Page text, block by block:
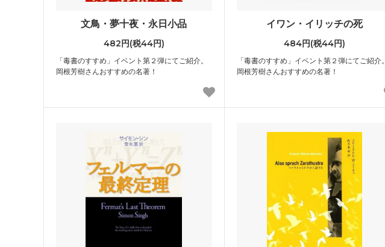
文鳥・夢十夜・永日小品
482円(税44円)
「毒書のすすめ」イベント第２弾にてご紹介。
岡根芳樹さんおすすめの名著！
イワン・イリッチの死
484円(税44円)
「毒書のすすめ」イベント第２弾にてご紹介。
岡根芳樹さんおすすめの名著！